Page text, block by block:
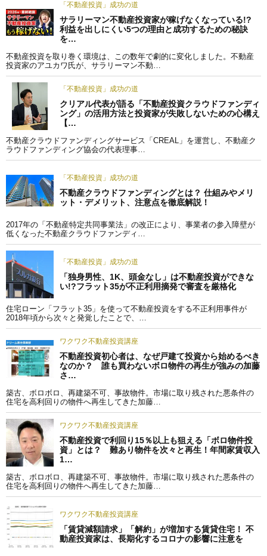
「不動産投資」成功の道
サラリーマン不動産投資家が稼げなくなっている!?
利益を出しにくい5つの理由と成功するための秘訣
を…
不動産投資を取り巻く環境は、この数年で劇的に変化しました。不動産
投資家のアユカワ氏が、サラリーマン不動…
「不動産投資」成功の道
クリアル代表が語る「不動産投資クラウドファンディ
ング」の活用方法と投資家が失敗しないための心構え
【…
不動産クラウドファンディングサービス「CREAL」を運営し、不動産ク
ラウドファンディング協会の代表理事…
「不動産投資」成功の道
不動産クラウドファンディングとは？ 仕組みやメリ
ット・デメリット、注意点を徹底解説！
2017年の「不動産特定共同事業法」の改正により、事業者の参入障壁が
低くなった不動産クラウドファンディ…
「不動産投資」成功の道
「独身男性、1K、頭金なし」は不動産投資ができな
い!?フラット35が不正利用摘発で審査を厳格化
住宅ローン「フラット35」を使って不動産投資をする不正利用事件が
2018年頃から次々と発覚したことで、…
ワクワク不動産投資講座
不動産投資初心者は、なぜ戸建て投資から始めるべき
なのか？ 誰も買わないボロ物件の再生が強みの加藤
さ…
築古、ボロボロ、再建築不可、事故物件。市場に取り残された悪条件の
住宅を高利回りの物件へ再生してきた加藤…
ワクワク不動産投資講座
不動産投資で利回り15％以上も狙える「ボロ物件投
資」とは？ 難あり物件を次々と再生！年間家賃収入
1…
築古、ボロボロ、再建築不可、事故物件。市場に取り残された悪条件の
住宅を高利回りの物件へ再生してきた加藤…
ワクワク不動産投資講座
「賃貸減額請求」「解約」が増加する賃貸住宅！ 不
動産投資家は、長期化するコロナの影響に注意を